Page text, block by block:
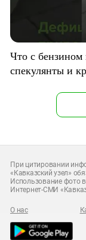
Что с
спекулянты и
При цитировании
«Кавказский узел»
Использование фото
Интернет-СМИ
О нас